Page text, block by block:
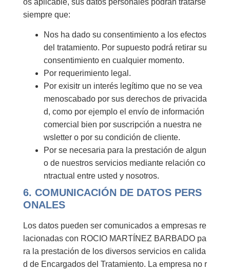
siempre que:
Nos ha dado su consentimiento a los efectos
del tratamiento. Por supuesto podrá retirar su
consentimiento en cualquier momento.
Por requerimiento legal.
Por exisitr un interés legítimo que no se vea
menoscabado por sus derechos de privacida
d, como por ejemplo el envío de información
comercial bien por suscripción a nuestra ne
wsletter o por su condición de cliente.
Por se necesaria para la prestación de algun
o de nuestros servicios mediante relación co
ntractual entre usted y nosotros.
6. COMUNICACIÓN DE DATOS PERS
ONALES
Los datos pueden ser comunicados a empresas re
lacionadas con ROCIO MARTÍNEZ BARBADO pa
ra la prestación de los diversos servicios en calida
d de Encargados del Tratamiento. La empresa no r